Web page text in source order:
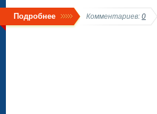
Подробнее Комментариев: 0